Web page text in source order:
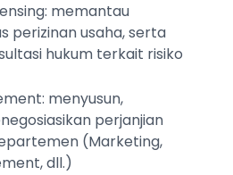
memantau
perizinan usaha, serta
hukum terkait risiko
menyusun,
perjanjian
(Marketing,
dll.)